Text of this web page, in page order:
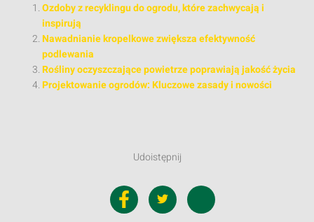
Ozdoby z recyklingu do ogrodu, które zachwycają i
inspirują
Nawadnianie kropelkowe zwiększa efektywność
podlewania
Rośliny oczyszczające powietrze poprawiają jakość życia
Projektowanie ogrodów: Kluczowe zasady i nowości
Udoistępnij